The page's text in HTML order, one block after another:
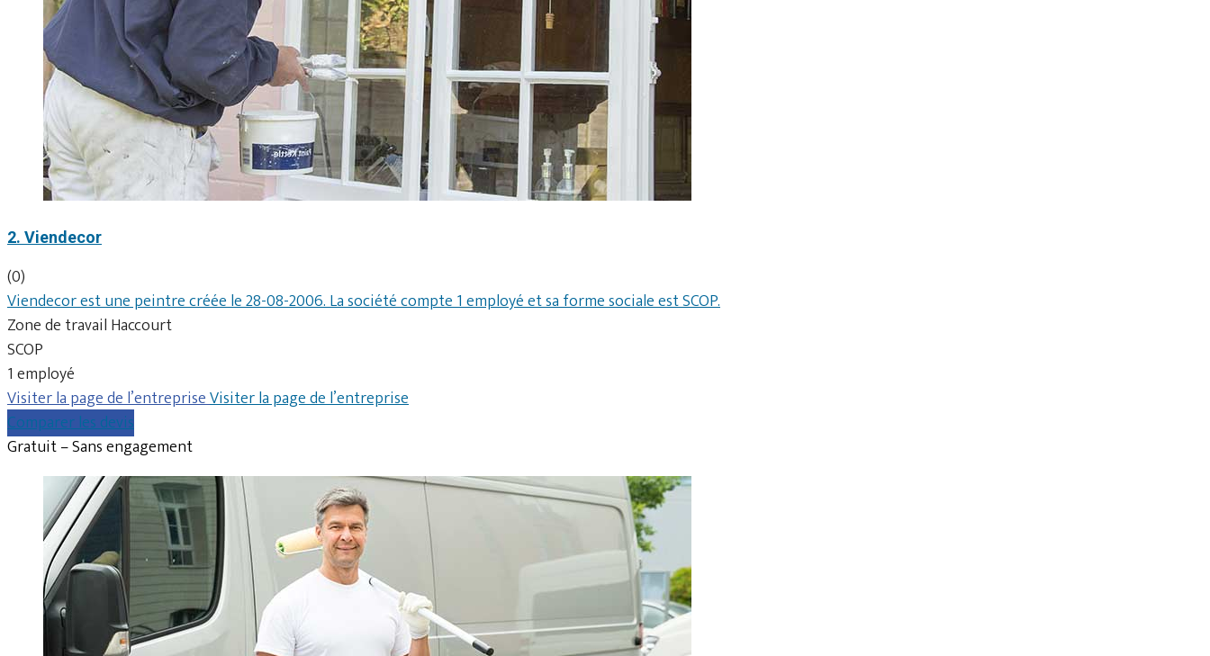
2. Viendecor
(0)
Viendecor est une peintre créée le 28-08-2006. La société compte 1 employé et sa forme sociale est SCOP.
Zone de travail Haccourt
SCOP
1 employé
Visiter la page de l’entrepriseVisiter la page de l’entreprise
Comparer les devis
Gratuit – Sans engagement